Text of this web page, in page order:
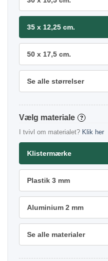
35 x 12,25 cm.
50 x 17,5 cm.
Se alle størrelser
materiale ?
I tvivl om materialet? Klik her
Klistermærke
Plastik 3 mm
Aluminium 2 mm
Se alle materialer